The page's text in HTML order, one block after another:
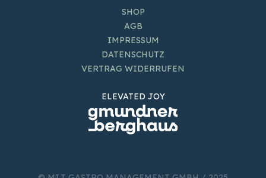
SHOP
AGB
IMPRESSUM
DATENSCHUTZ
VERTRAG WIDERRUFEN
ELEVATED JOY